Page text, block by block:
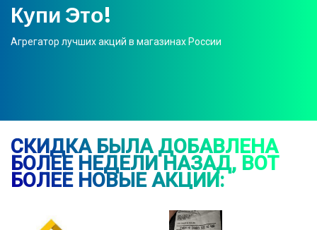
Купи Это!
Агрегатор лучших акций в магазинах России
СКИДКА БЫЛА ДОБАВЛЕНА
БОЛЕЕ НЕДЕЛИ НАЗАД, ВОТ
БОЛЕЕ НОВЫЕ АКЦИИ: